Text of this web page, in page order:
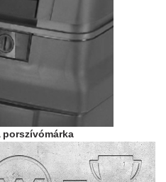
porszívómárka